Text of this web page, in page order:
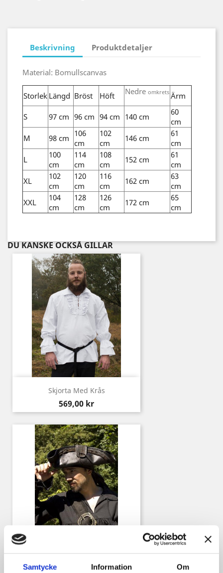
Samtycke Information Om
Beskrivning Produktdetaljer
Material: Bomullscanvas
Storlek Längd Bröst Höft Nedre omkrets Ärm
S 97 cm 96 cm 94 cm 140 cm
60
cm
M
98 cm 106
cm
102
cm
146 cm
61
cm
L
100
cm
114
cm
108
cm
152 cm
61
cm
XL
102
cm
120
cm
116
cm
162 cm
63
cm
XXL
104
cm
128
cm
126
cm
172 cm
65
cm
DU KANSKE OCKSÅ GILLAR
Skjorta Med Krås
Pris
569,00 kr